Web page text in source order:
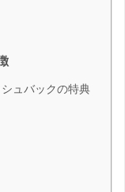
ュバックの特典